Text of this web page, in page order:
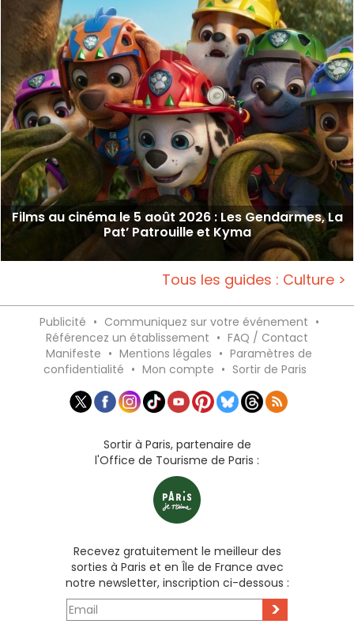
Films au cinéma le 5 août 2026 : Les Gendarmes, La
Pat’ Patrouille et Kyma
Tous les guides : Culture >
Publicité • Communiquez sur votre événement •
Référencez un établissement • FAQ / Contact
Manifeste • Mentions légales • Paramètres de
confidentialité • Mon compte • Sortir de Paris
Sortir à Paris, partenaire de
l'Office de Tourisme de Paris :
Recevez gratuitement le meilleur des
sorties à Paris et en Île de France avec
notre newsletter, inscription ci-dessous :
>